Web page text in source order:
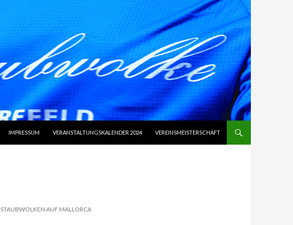
IMPRESSUM VERANSTALTUNGSKALENDER 2024 VEREINSMEISTERSCHAFT
STAUBWOLKEN AUF MALLORCA